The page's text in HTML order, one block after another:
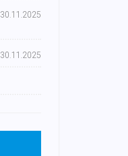
30.11.2025
30.11.2025